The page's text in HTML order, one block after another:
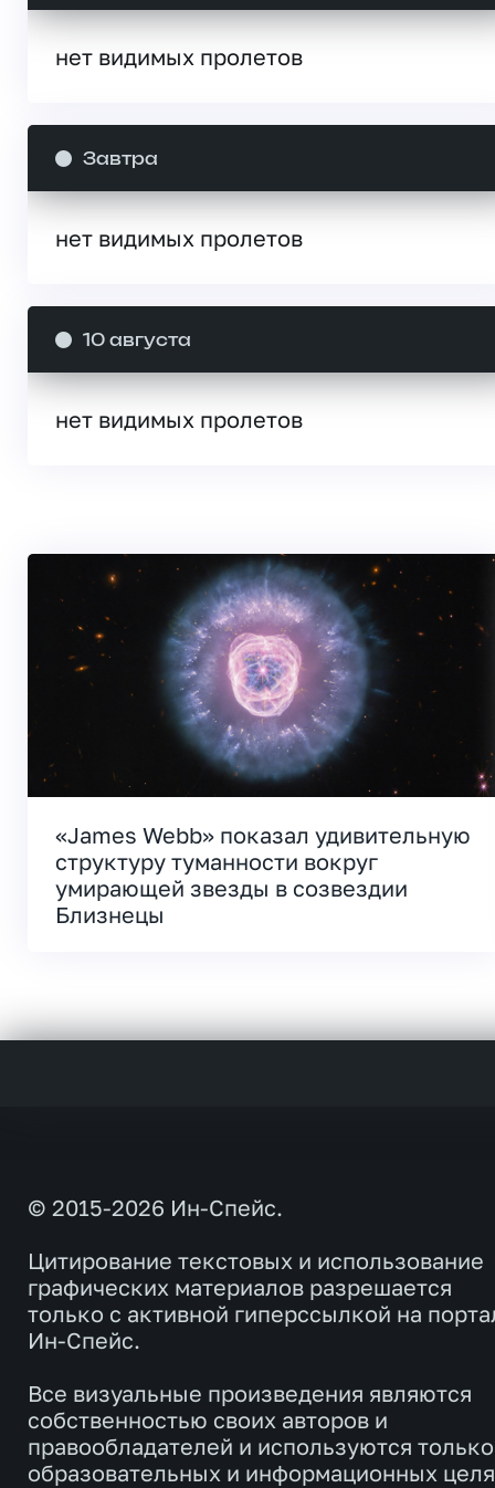
нет видимых пролетов
Завтра
нет видимых пролетов
10 августа
нет видимых пролетов
«James Webb» показал удивительную
структуру туманности вокруг
умирающей звезды в созвездии
Близнецы
© 2015-2026 Ин-Спейс.
Цитирование текстовых и использование
графических материалов разрешается
только с активной гиперссылкой на
Ин-Спейс.
Все визуальные произведения являются
собственностью своих авторов и
правообладателей и используются
образовательных и информационных